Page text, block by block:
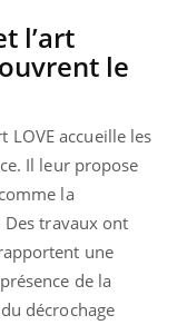
l’art
le
LOVE accueille les
Il leur propose
la
Des travaux ont
une
de la
décrochage